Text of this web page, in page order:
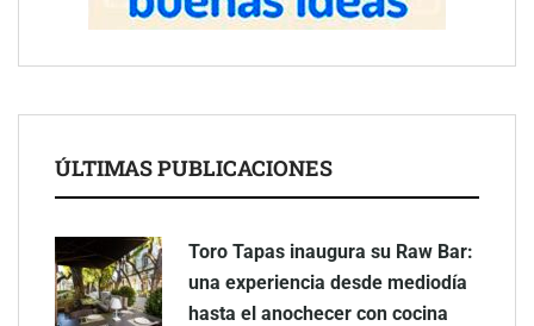
ÚLTIMAS PUBLICACIONES
Toro Tapas inaugura su Raw Bar:
una experiencia desde mediodía
hasta el anochecer con cocina